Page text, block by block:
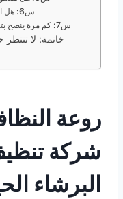
س6: هل السعر شامل التنقل والتقييم؟
س7: كم مرة ينصح بتنظيف الكنب بشكل احترافي؟
خاتمة: لا
روعة
شركة
البرشاء